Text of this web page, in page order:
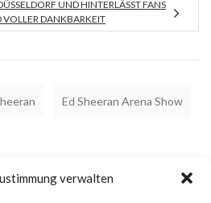
verwalten
UND HINTERLÄSST FANS
DANKBARKEIT
Ed Sheeran Arena Show